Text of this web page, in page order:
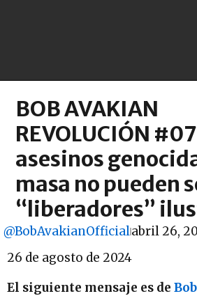
BOB AVAKIAN
REVOLUCIÓN
asesinos
masa no pueden
“liberadores”
@BobAvakianOfficialabril 26,
26 de agosto de 2024
El siguiente mensaje es de